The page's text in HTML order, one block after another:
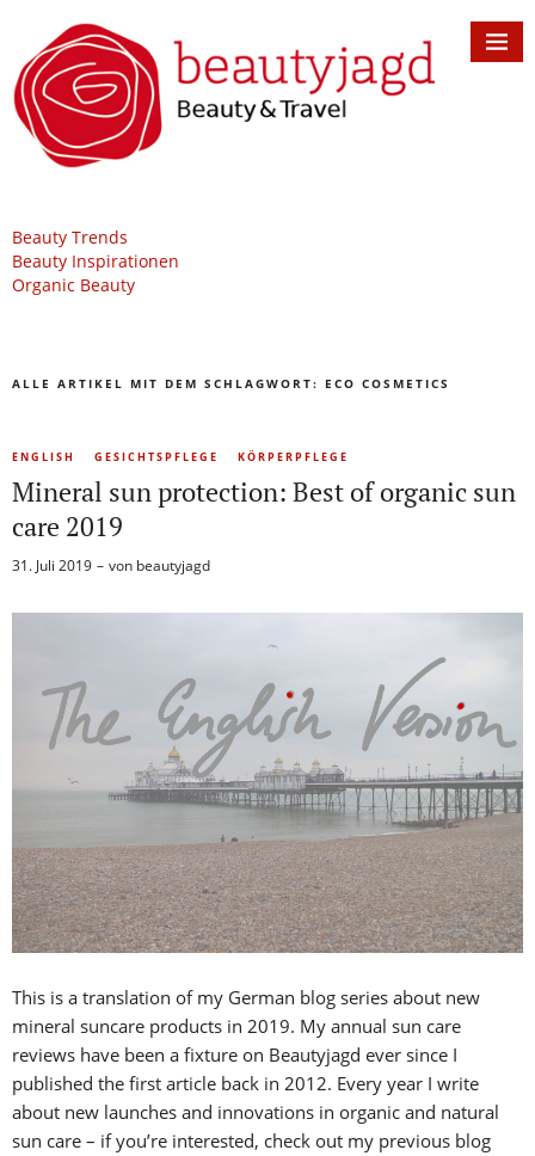
Beauty Trends
Beauty Inspirationen
Organic Beauty
ALLE ARTIKEL MIT DEM SCHLAGWORT: ECO COSMETICS
ENGLISH GESICHTSPFLEGE KÖRPERPFLEGE
Mineral sun protection: Best of organic sun
care 2019
31. Juli 2019 von beautyjagd
This is a translation of my German blog series about new
mineral suncare products in 2019. My annual sun care
reviews have been a fixture on Beautyjagd ever since I
published the first article back in 2012. Every year I write
about new launches and innovations in organic and natural
sun care – if you’re interested, check out my previous blog